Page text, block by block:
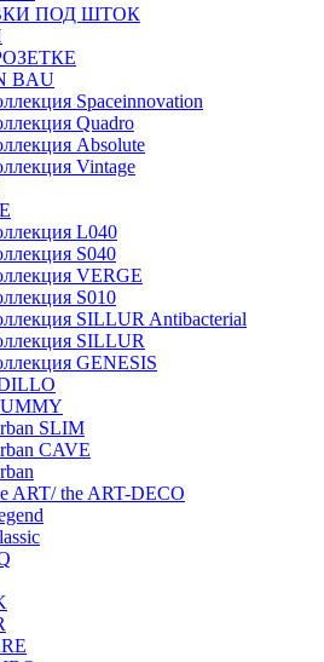
ПОД ШТОК
BAU
Spaceinnovation
Quadro
Absolute
Vintage
L040
S040
VERGE
S010
SILLUR Antibacterial
SILLUR
GENESIS
SLIM
CAVE
ART/ the ART-DECO